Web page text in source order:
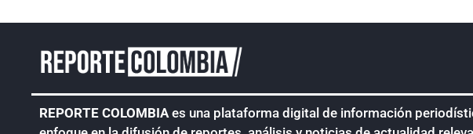
REPORTE COLOMBIA es una plataforma digital de información